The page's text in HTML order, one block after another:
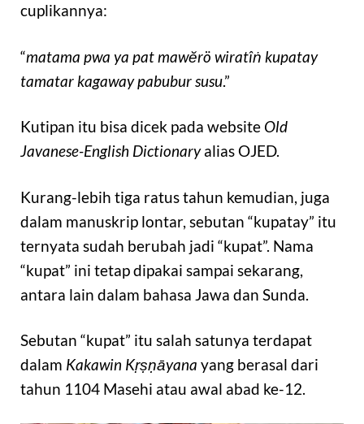
cuplikannya:
“matama pwa ya pat mawĕrö wiratîṅ kupatay
tamatar kagaway pabubur susu.”
Kutipan itu bisa dicek pada website Old
Javanese-English Dictionaryalias OJED.
Kurang-lebih tiga ratus tahun kemudian, juga
dalam manuskrip lontar, sebutan “kupatay” itu
ternyata sudah berubah jadi “kupat”. Nama
“kupat” ini tetap dipakai sampai sekarang,
antara lain dalam bahasa Jawa dan Sunda.
Sebutan “kupat” itu salah satunya terdapat
dalam Kakawin Kṛṣṇāyana yang berasal dari
tahun 1104 Masehi atau awal abad ke-12.